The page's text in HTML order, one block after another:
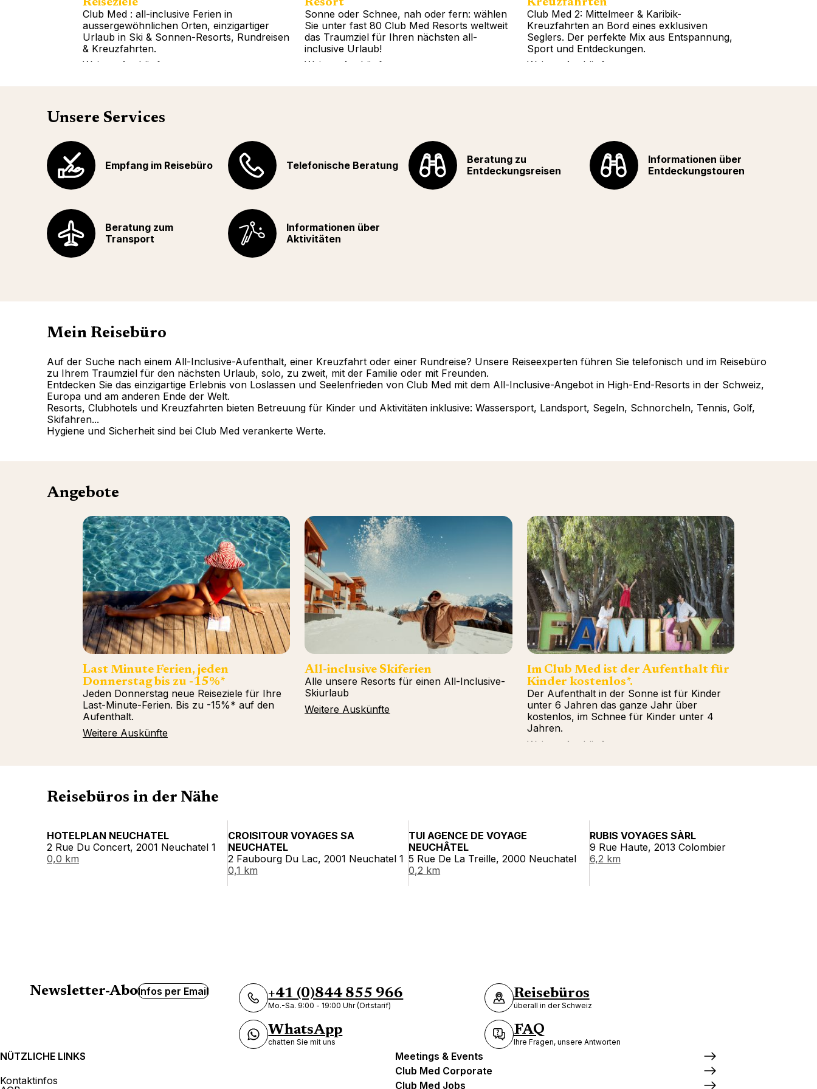
Club Med : all-inclusive Ferien in
aussergewöhnlichen Orten, einzigartiger
Urlaub in Ski & Sonnen-Resorts, Rundreisen
& Kreuzfahrten.
Weitere Auskünfte
Sonne oder Schnee, nah oder fern: wählen
Sie unter fast 80 Club Med Resorts weltweit
das Traumziel für Ihren nächsten all-
inclusive Urlaub!
Weitere Auskünfte
Club Med 2: Mittelmeer & Karibik-
Kreuzfahrten an Bord eines exklusiven
Seglers. Der perfekte Mix aus Entspannung,
Sport und Entdeckungen.
Weitere Auskünfte
Unsere Services
Empfang im Reisebüro Telefonische Beratung
Beratung zu
Entdeckungsreisen
Informationen über
Entdeckungstouren
Beratung zum
Transport
Informationen über
Aktivitäten
Mein Reisebüro
Auf der Suche nach einem All-Inclusive-Aufenthalt, einer Kreuzfahrt oder einer Rundreise? Unsere Reiseexperten führen Sie telefonisch und im Reisebüro
zu Ihrem Traumziel für den nächsten Urlaub, solo, zu zweit, mit der Familie oder mit Freunden.
Entdecken Sie das einzigartige Erlebnis von Loslassen und Seelenfrieden von Club Med mit dem All-Inclusive-Angebot in High-End-Resorts in der Schweiz,
Europa und am anderen Ende der Welt.
Resorts, Clubhotels und Kreuzfahrten bieten Betreuung für Kinder und Aktivitäten inklusive: Wassersport, Landsport, Segeln, Schnorcheln, Tennis, Golf,
Skifahren...
Hygiene und Sicherheit sind bei Club Med verankerte Werte.
Angebote
Last Minute Ferien, jeden
Donnerstag bis zu -15%*
Jeden Donnerstag neue Reiseziele für Ihre
Last-Minute-Ferien. Bis zu -15%* auf den
Aufenthalt.
Weitere Auskünfte
All-inclusive Skiferien
Alle unsere Resorts für einen All-Inclusive-
Skiurlaub
Weitere Auskünfte
Im Club Med ist der Aufenthalt für
Kinder kostenlos*.
Der Aufenthalt in der Sonne ist für Kinder
unter 6 Jahren das ganze Jahr über
kostenlos, im Schnee für Kinder unter 4
Jahren.
Weitere Auskünfte
Reisebüros in der Nähe
HOTELPLAN NEUCHATEL
2 Rue Du Concert, 2001 Neuchatel 1
0,0 km
CROISITOUR VOYAGES SA
NEUCHATEL
2 Faubourg Du Lac, 2001 Neuchatel 1
0,1 km
TUI AGENCE DE VOYAGE
NEUCHÂTEL
5 Rue De La Treille, 2000 Neuchatel
0,2 km
RUBIS VOYAGES SÀRL
9 Rue Haute, 2013 Colombier
6,2 km
Newsletter-AboInfos per Email +41 (0)844 855 966
Mo.-Sa. 9:00 - 19:00 Uhr (Ortstarif)
Reisebüros
überall in der Schweiz
WhatsApp
chatten Sie mit uns
FAQ
Ihre Fragen, unsere Antworten
NÜTZLICHE LINKS
Kontaktinfos
Meetings & Events
Club Med Corporate
Club Med Jobs